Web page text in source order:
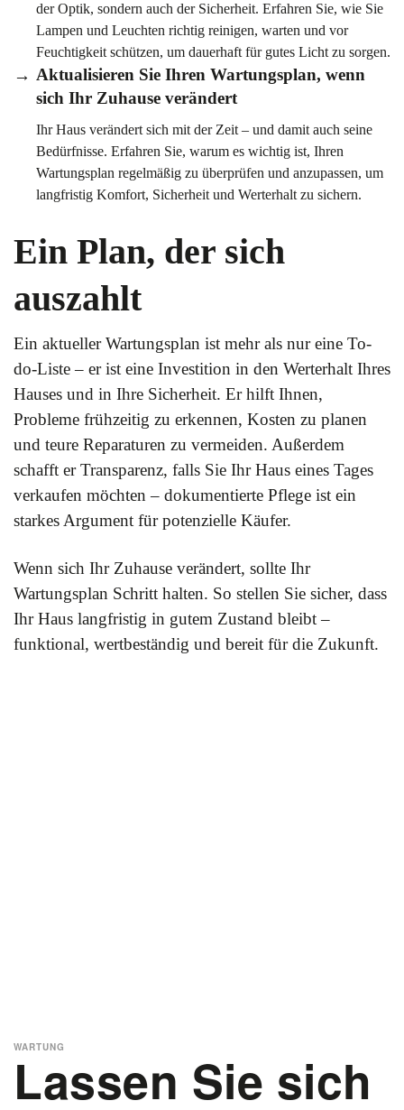
der Optik, sondern auch der Sicherheit. Erfahren Sie, wie Sie
Lampen und Leuchten richtig reinigen, warten und vor
Feuchtigkeit schützen, um dauerhaft für gutes Licht zu sorgen.
Aktualisieren Sie Ihren Wartungsplan, wenn
sich Ihr Zuhause verändert
Ihr Haus verändert sich mit der Zeit – und damit auch seine
Bedürfnisse. Erfahren Sie, warum es wichtig ist, Ihren
Wartungsplan regelmäßig zu überprüfen und anzupassen, um
langfristig Komfort, Sicherheit und Werterhalt zu sichern.
Ein Plan, der sich
auszahlt
Ein aktueller Wartungsplan ist mehr als nur eine To-
do-Liste – er ist eine Investition in den Werterhalt Ihres
Hauses und in Ihre Sicherheit. Er hilft Ihnen,
Probleme frühzeitig zu erkennen, Kosten zu planen
und teure Reparaturen zu vermeiden. Außerdem
schafft er Transparenz, falls Sie Ihr Haus eines Tages
verkaufen möchten – dokumentierte Pflege ist ein
starkes Argument für potenzielle Käufer.
Wenn sich Ihr Zuhause verändert, sollte Ihr
Wartungsplan Schritt halten. So stellen Sie sicher, dass
Ihr Haus langfristig in gutem Zustand bleibt –
funktional, wertbeständig und bereit für die Zukunft.
Lassen Sie sich
WARTUNG